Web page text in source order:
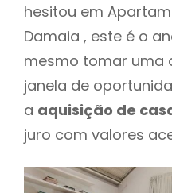
hesitou em
Damaia , este é o
mesmo tomar uma
janela de
a aquisição de
juro com valores